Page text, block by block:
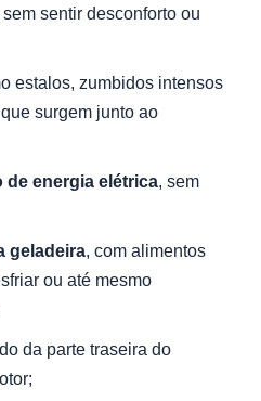
sentir desconforto ou
estalos, zumbidos intensos
surgem junto ao
energia elétrica, sem
geladeira, com alimentos
ou até mesmo
da parte traseira do